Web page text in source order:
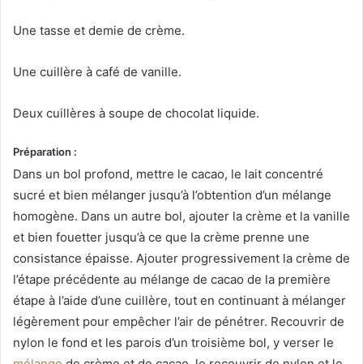
Une tasse et demie de crème.
Une cuillère à café de vanille.
Deux cuillères à soupe de chocolat liquide.
Préparation :
Dans un bol profond, mettre le cacao, le lait concentré
sucré et bien mélanger jusqu’à l’obtention d’un mélange
homogène. Dans un autre bol, ajouter la crème et la vanille
et bien fouetter jusqu’à ce que la crème prenne une
consistance épaisse. Ajouter progressivement la crème de
l’étape précédente au mélange de cacao de la première
étape à l’aide d’une cuillère, tout en continuant à mélanger
légèrement pour empêcher l’air de pénétrer. Recouvrir de
nylon le fond et les parois d’un troisième bol, y verser le